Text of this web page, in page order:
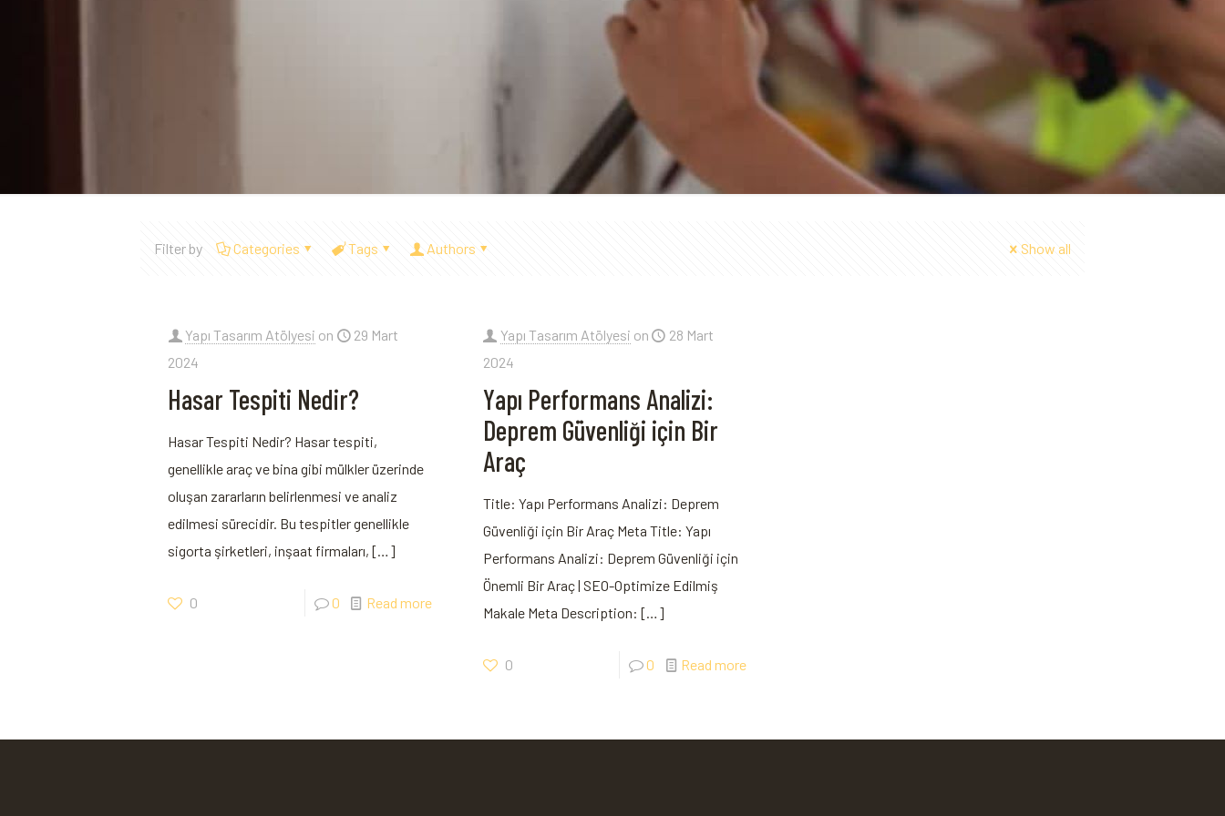
Filter by Categories Tags Authors Show all
Yapı Tasarım Atölyesi on
29 Mart
2024
Hasar Tespiti Nedir?
Hasar Tespiti Nedir? Hasar tespiti,
genellikle araç ve bina gibi mülkler üzerinde
oluşan zararların belirlenmesi ve analiz
edilmesi sürecidir. Bu tespitler genellikle
sigorta şirketleri, inşaat firmaları, […]
0 0 Read more
Yapı Tasarım Atölyesi on
28 Mart
2024
Yapı Performans Analizi:
Deprem Güvenliği için Bir
Araç
Title: Yapı Performans Analizi: Deprem
Güvenliği için Bir Araç Meta Title: Yapı
Performans Analizi: Deprem‌ Güvenliği için
Önemli Bir Araç | SEO-Optimize Edilmiş
Makale Meta Description: […]
0 0 Read more